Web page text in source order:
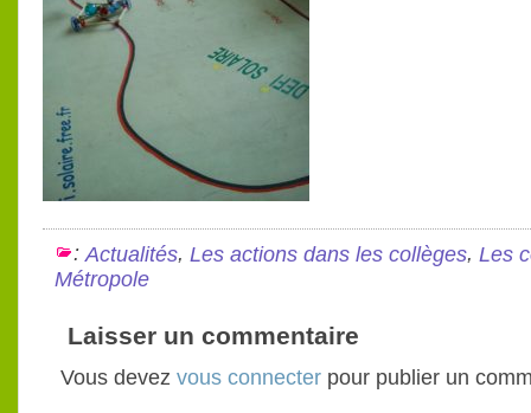
: Actualités, Les actions dans les collèges, Les
Métropole
Laisser un commentaire
Vous devez vous connecter pour publier un